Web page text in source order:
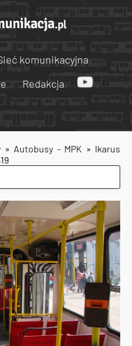
komunikacyjna
Redakcja
» Autobusy - MPK » Ikarus